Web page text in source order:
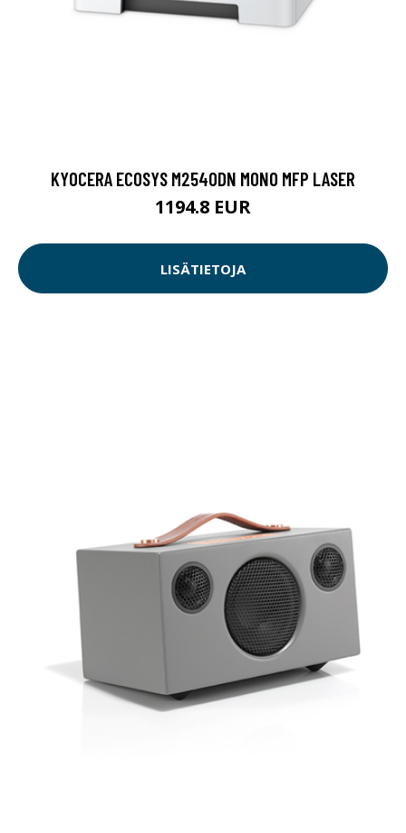
KYOCERA ECOSYS M2540DN MONO MFP LASER
1194.8 EUR
LISÄTIETOJA